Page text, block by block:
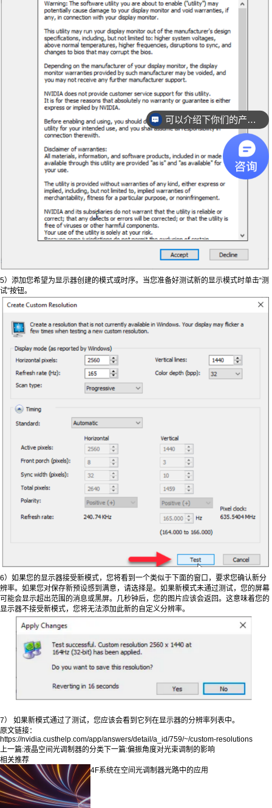
5）添加您希望为显示器创建的模式或时序。当您准备好测试新的显示模式时单击“测
试”按钮。
6）如果您的显示器接受新模式，您将看到一个类似于下面的窗口，要求您确认新分
辨率。如果您对保存新预设感到满意，请选择是。如果新模式未通过测试，您的屏幕
可能会显示超出范围的消息或黑屏。几秒钟后，您的图片应该会返回。这意味着您的
显示器不接受新模式，您将无法添加此新的自定义分辨率。
7） 如果新模式通过了测试，您应该会看到它列在显示器的分辨率列表中。
原文链接：
https://nvidia.custhelp.com/app/answers/detail/a_id/759/~/custom-resolutions
上一篇:液晶空间光调制器的分类下一篇:偏振角度对光束调制的影响
相关推荐
4F系统在空间光调制器光路中的应用
可以介绍下你们的产品么？